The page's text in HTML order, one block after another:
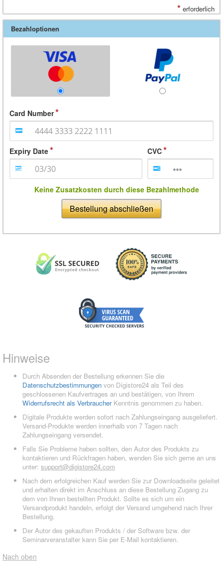
* erforderlich
Bezahloptionen
Card Number
Expiry Date CVC
Keine Zusatzkosten durch diese Bezahlmethode
Bestellung abschließen
Hinweise
Durch Absenden der Bestellung erkennen Sie die
Datenschutzbestimmungen von Digistore24 als Teil des
geschlossenen Kaufvertrages an und bestätigen, von Ihrem
Widerrufsrecht als VerbraucherKenntnis genommen zu haben.
Digitale Produkte werden sofort nach Zahlungseingang ausgeliefert.
Versand-Produkte werden innerhalb von 7 Tagen nach
Zahlungseingang versendet.
Falls Sie Probleme haben sollten, den Autor des Produkts zu
kontaktieren und Rückfragen haben, wenden Sie sich gerne an uns
unter: support@digistore24.com
Nach dem erfolgreichen Kauf werden Sie zur Downloadseite geleitet
und erhalten direkt im Anschluss an diese Bestellung Zugang zu
dem von Ihnen bestellten Produkt. Sollte es sich um ein
Versandprodukt handeln, erfolgt der Versand umgehend nach Ihrer
Bestellung.
Der Autor des gekauften Produkts / der Software bzw. der
Seminarveranstalter kann Sie per E-Mail kontaktieren.
Nach oben